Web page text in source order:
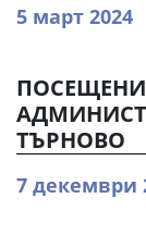
5 март 2024
ТЪРНОВО
7 декември